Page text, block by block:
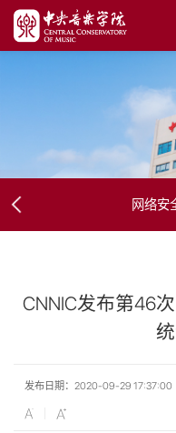
网络安
CNNIC发布第46
发布日期：2020-09-29 17:37:00